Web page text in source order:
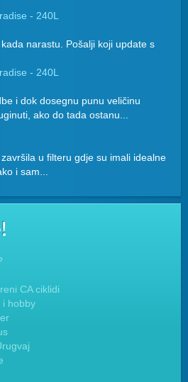
- 240L
narastu. Pošalji koji update s
- 240L
i dok dosegnu punu veličinu
ako do tada ostanu...
u filteru gdje su imali idealne
i sam...
CA ciklidi
i hobby